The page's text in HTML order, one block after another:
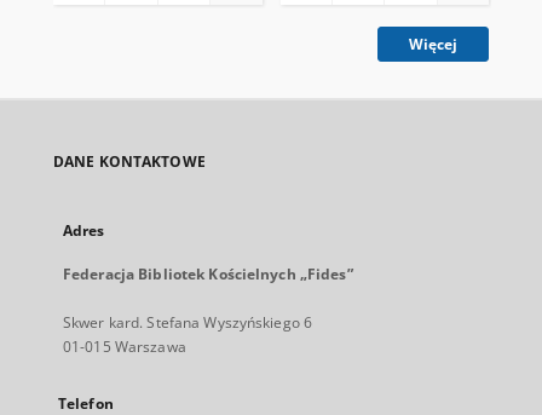
Więcej
DANE KONTAKTOWE
Adres
Federacja Bibliotek Kościelnych „Fides”
Skwer kard. Stefana Wyszyńskiego 6
01-015 Warszawa
Telefon